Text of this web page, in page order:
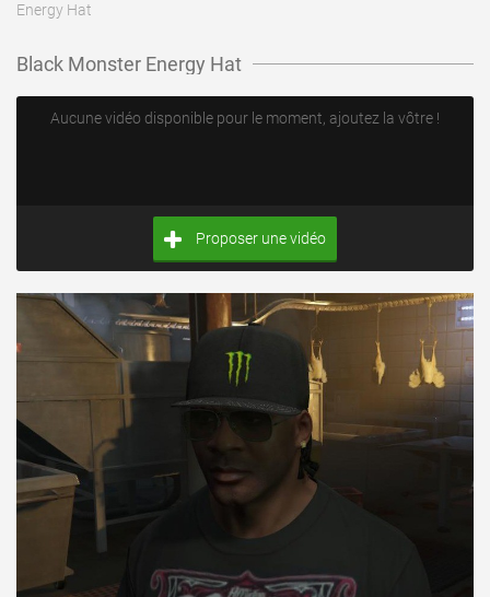
Energy Hat
Black Monster Energy Hat
Aucune vidéo disponible pour le moment, ajoutez la vôtre !
Proposer une vidéo